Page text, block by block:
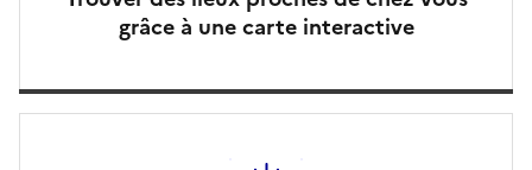
grâce à une carte interactive